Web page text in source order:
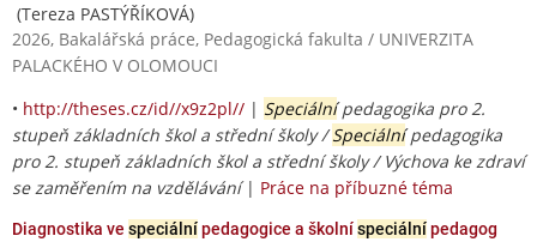
(Tereza PASTÝŘÍKOVÁ)
2026, Bakalářská práce, Pedagogická fakulta / UNIVERZITA
PALACKÉHO V OLOMOUCI
• http://theses.cz/id//x9z2pl// | Speciálnípedagogika pro 2.
stupeň základních škol a střední školy /Speciálnípedagogika
pro 2. stupeň základních škol a střední školy / Výchova ke zdraví
se zaměřením na vzdělávání| Práce na příbuzné téma
Diagnostika ve speciálnípedagogice a školníspeciálnípedagog